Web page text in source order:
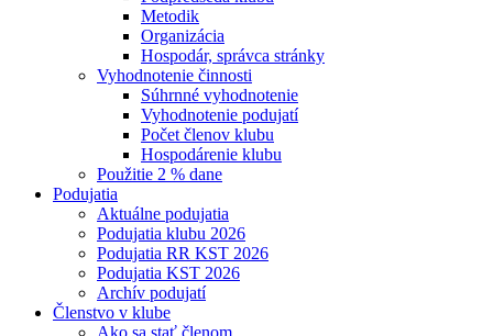
Metodik
Organizácia
Hospodár, správca stránky
Vyhodnotenie činnosti
Súhrnné vyhodnotenie
Vyhodnotenie podujatí
Počet členov klubu
Hospodárenie klubu
Použitie 2 % dane
Podujatia
Aktuálne podujatia
Podujatia klubu 2026
Podujatia RR KST 2026
Podujatia KST 2026
Archív podujatí
Členstvo v klube
Ako sa stať členom